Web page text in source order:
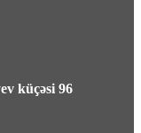
insan təxliyə
küçəsi 96